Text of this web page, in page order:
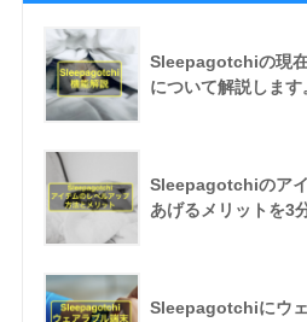
Sleepagotchiの現
について解説します
Sleepagotchiのア
あげるメリットを3
Sleepagotchiにウ